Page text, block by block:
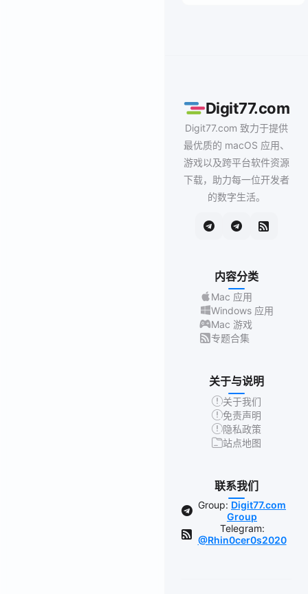
Digit77.com
Digit77.com 致力于提供
最优质的 macOS 应用、
游戏以及跨平台软件资源
下载，助力每一位开发者
的数字生活。
内容分类
Mac 应用
Windows 应用
Mac 游戏
专题合集
关于与说明
关于我们
免责声明
隐私政策
站点地图
联系我们
Group: Digit77.com
Group
Telegram:
@Rhin0cer0s2020